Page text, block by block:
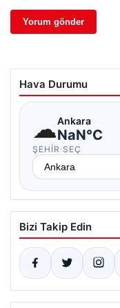
Hava Durumu
☁Ankara
NaN°C
ŞEHIR SEÇ
Bizi Takip Edin